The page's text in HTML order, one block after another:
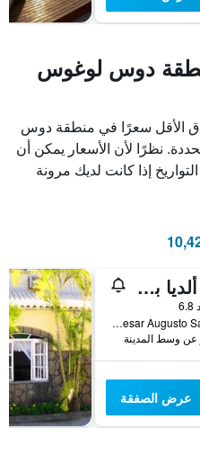
دوس لوغوس
الأقل سعرًا في منطقة دوس
نظرًا لأن الأسعار يمكن أن
إذا كانت لديك مرونة
بوسادا ألديا بوزيوس
R Cesar Augusto Sao Luiz, 91, بوزيوس, البرازيل
عرض الصفقة